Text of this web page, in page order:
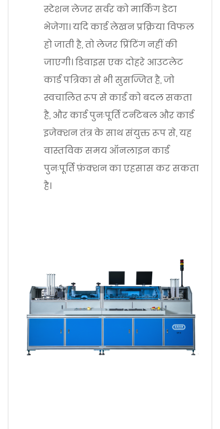
स्टेशन लेजर सर्वर को मार्किंग डेटा
भेजेगा। यदि कार्ड लेखन प्रक्रिया विफल
हो जाती है, तो लेजर प्रिंटिंग नहीं की
जाएगी। डिवाइस एक दोहरे आउटलेट
कार्ड पत्रिका से भी सुसज्जित है, जो
स्वचालित रूप से कार्ड को बदल सकता
है, और कार्ड पुनःपूर्ति टर्नटेबल और कार्ड
इजेक्शन तंत्र के साथ संयुक्त रूप से, यह
वास्तविक समय ऑनलाइन कार्ड
पुनःपूर्ति फ़ंक्शन का एहसास कर सकता
है।